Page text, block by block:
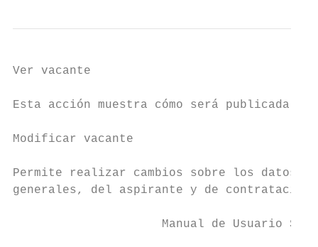
Ver vacante
Esta acción muestra cómo será publicada
Modificar vacante
Permite realizar cambios sobre los datos
generales, del aspirante y de contratación.
Manual de Usuario